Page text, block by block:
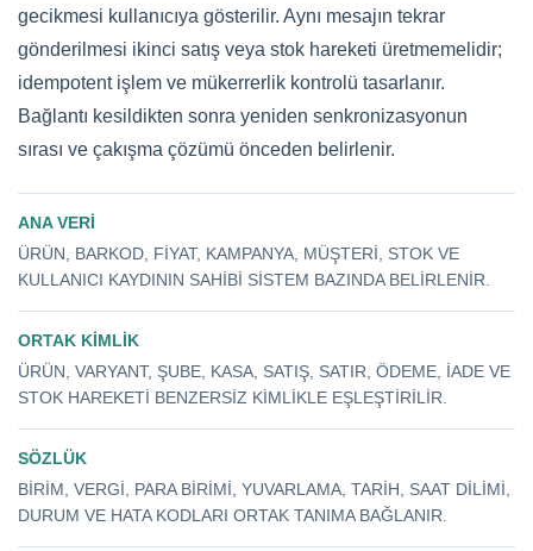
gecikmesi kullanıcıya gösterilir. Aynı mesajın tekrar
gönderilmesi ikinci satış veya stok hareketi üretmemelidir;
idempotent işlem ve mükerrerlik kontrolü tasarlanır.
Bağlantı kesildikten sonra yeniden senkronizasyonun
sırası ve çakışma çözümü önceden belirlenir.
ANA VERI
ÜRÜN, BARKOD, FIYAT, KAMPANYA, MÜŞTERI, STOK VE
KULLANICI KAYDININ SAHIBI SISTEM BAZINDA BELIRLENIR.
ORTAK KIMLIK
ÜRÜN, VARYANT, ŞUBE, KASA, SATIŞ, SATIR, ÖDEME, IADE VE
STOK HAREKETI BENZERSIZ KIMLIKLE EŞLEŞTIRILIR.
SÖZLÜK
BIRIM, VERGI, PARA BIRIMI, YUVARLAMA, TARIH, SAAT DILIMI,
DURUM VE HATA KODLARI ORTAK TANIMA BAĞLANIR.